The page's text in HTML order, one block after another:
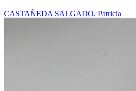
CASTAÑEDA SALGADO, Patricia